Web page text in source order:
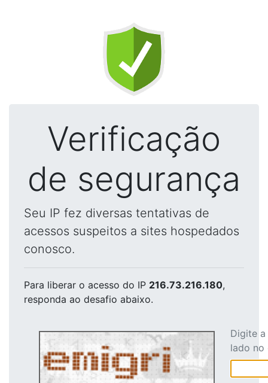
Verificação
de segurança
Seu IP fez diversas tentativas de
acessos suspeitos a sites hospedados
conosco.
Para liberar o acesso do IP 216.73.216.180,
responda ao desafio abaixo.
Digite
lado no